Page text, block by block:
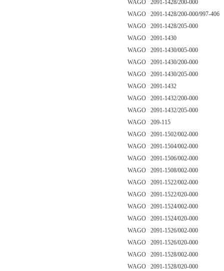
WAGO 2091-1428/200-000
WAGO 2091-1428/200-000/997-406
WAGO 2091-1428/205-000
WAGO 2091-1430
WAGO 2091-1430/005-000
WAGO 2091-1430/200-000
WAGO 2091-1430/205-000
WAGO 2091-1432
WAGO 2091-1432/200-000
WAGO 2091-1432/205-000
WAGO 209-115
WAGO 2091-1502/002-000
WAGO 2091-1504/002-000
WAGO 2091-1506/002-000
WAGO 2091-1508/002-000
WAGO 2091-1522/002-000
WAGO 2091-1522/020-000
WAGO 2091-1524/002-000
WAGO 2091-1524/020-000
WAGO 2091-1526/002-000
WAGO 2091-1526/020-000
WAGO 2091-1528/002-000
WAGO 2091-1528/020-000